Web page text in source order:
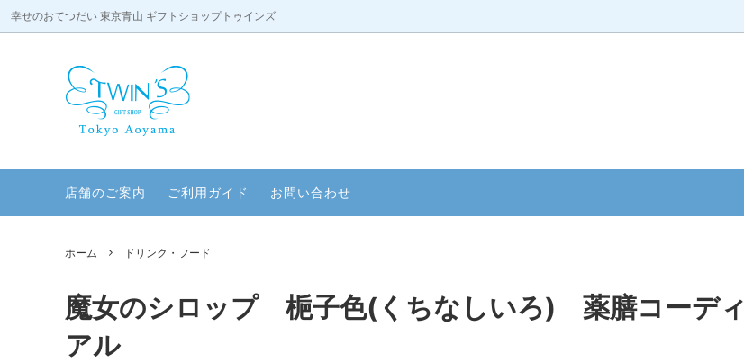
幸せのおてつだい 東京青山 ギフトショップトゥインズ
タオルケーキ
ペットグッズ ファッション雑貨 ウエディング
デジタル絵画
天使のコスチューム
パーティー 内祝い バースデー
ティータイム
店舗のご案内
店舗のご案内 ご利用ガイド お問い合わせ
ホーム ドリンク・フード
魔女のシロップ 梔子色(くちなしいろ) 薬膳コーディ
アル